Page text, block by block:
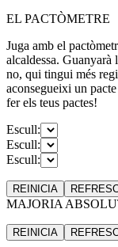
EL PACTÒMETRE
Juga amb el
alcaldessa.
no, qui tingui més
aconsegueixi un
fer els teus pactes!
Escull:
Escull:
Escull:
REINICIA
MAJORIA
REINICIA